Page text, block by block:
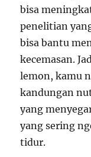
bisa
penelitian
bisa bantu
kecemasan.
lemon, kamu
kandungan
yang
yang sering
tidur.